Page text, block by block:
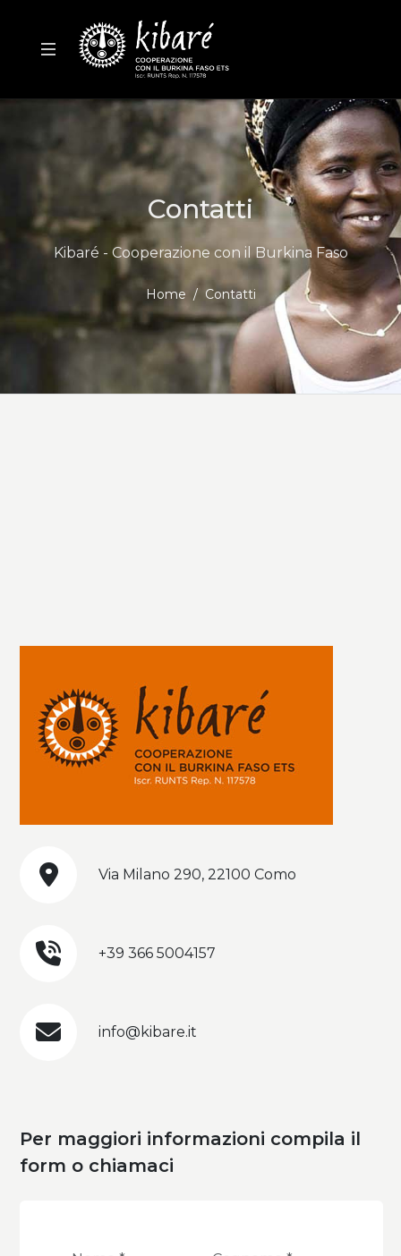
Contatti
Kibaré - Cooperazione con il Burkina Faso
Home Contatti
Via Milano 290, 22100 Como
+39 366 5004157
info@kibare.it
Per maggiori informazioni compila il
form o chiamaci